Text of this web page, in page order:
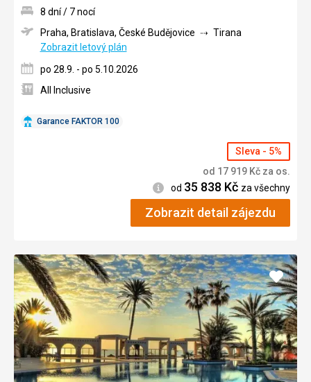
Garance FAKTOR 100
8 dní / 7 nocí
Praha, Bratislava, České Budějovice
Tirana
Zobrazit letový plán
po 28.9. - po 5.10.2026
All Inclusive
Sleva - 5%
od 17 919 Kč za os.
Informace
od 35 838 Kč za všechny
Zobrazit detail zájezdu
Přidat
do